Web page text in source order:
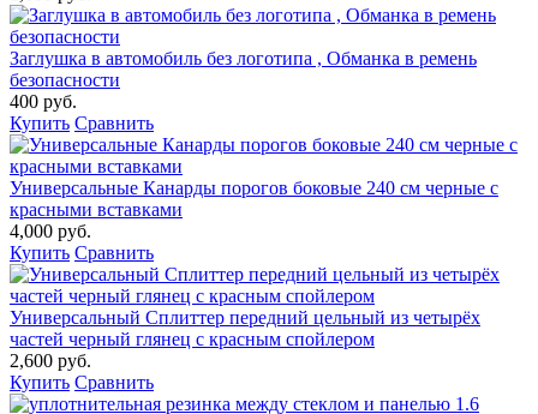
Заглушка в автомобиль без логотипа , Обманка в ремень
безопасности
400 руб.
Купить Сравнить
Универсальные Канарды порогов боковые 240 см черные с
красными вставками
4,000 руб.
Купить Сравнить
Универсальный Сплиттер передний цельный из четырёх
частей черный глянец с красным спойлером
2,600 руб.
Купить Сравнить